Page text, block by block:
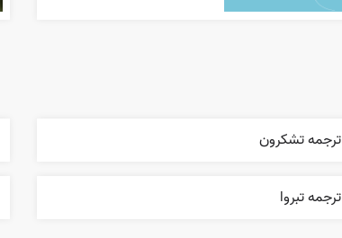
ترجمه تشکرون
ترجمه تبروا